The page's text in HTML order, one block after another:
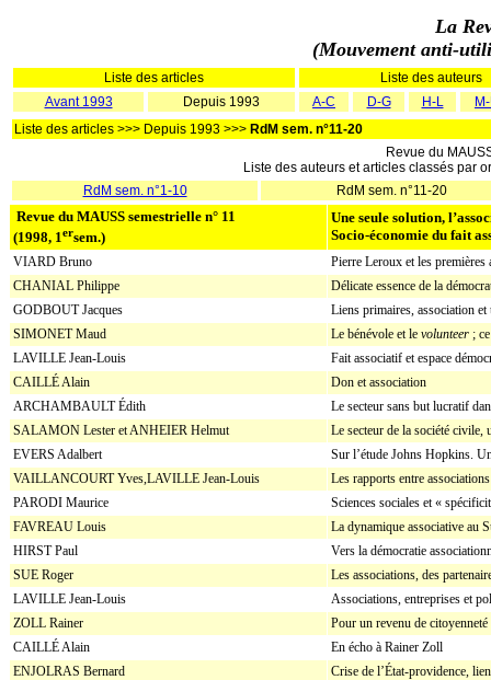
La
(Mouvement anti-
Liste des articles
Liste des auteurs
Avant 1993
Depuis 1993 A-C D-G H-L
Liste des articles >>> Depuis 1993 >>> RdM sem. n°11-20
Revue du
Liste des auteurs et articles classés par
RdM sem. n°1-10
RdM sem. n°11-20
Revue du MAUSS semestrielle n° 11
(1998, 1ersem.)
Une seule solution,
Socio-économie du fait
VIARD Bruno
Pierre Leroux et les premières
CHANIAL Philippe
Délicate essence de la
GODBOUT Jacques
Liens primaires, association et
SIMONET Maud
Le bénévole et le volunteer ;
LAVILLE Jean-Louis
Fait associatif et espace
CAILLÉ Alain
Don et association
ARCHAMBAULT Édith
Le secteur sans but lucratif
SALAMON Lester et ANHEIER Helmut
Le secteur de la société civile,
EVERS Adalbert
Sur l’étude Johns Hopkins.
VAILLANCOURT Yves,LAVILLE Jean-Louis
Les rapports entre
PARODI Maurice
Sciences sociales et «
FAVREAU Louis
La dynamique associative au
HIRST Paul
Vers la démocratie
SUE Roger
Les associations, des
LAVILLE Jean-Louis
Associations, entreprises et
ZOLL Rainer
Pour un revenu de
CAILLÉ Alain
En écho à Rainer Zoll
ENJOLRAS Bernard
Crise de l’État-providence,